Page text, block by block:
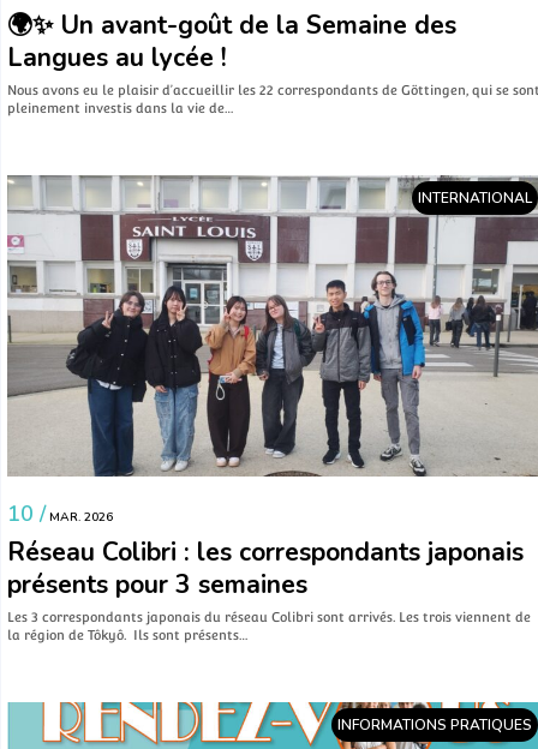
🌍✨ Un avant-goût de la Semaine des
Langues au lycée !
Nous avons eu le plaisir d’accueillir les 22 correspondants de Göttingen, qui se
pleinement investis dans la vie de…
INTERNATIONAL
10 / MAR. 2026
Réseau Colibri : les correspondants japonais
présents pour 3 semaines
Les 3 correspondants japonais du réseau Colibri sont arrivés. Les trois viennent de
la région de Tôkyô. Ils sont présents…
INFORMATIONS PRATIQUES